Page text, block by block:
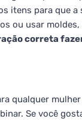
itens para que
ou usar
correta
qualquer
Se você